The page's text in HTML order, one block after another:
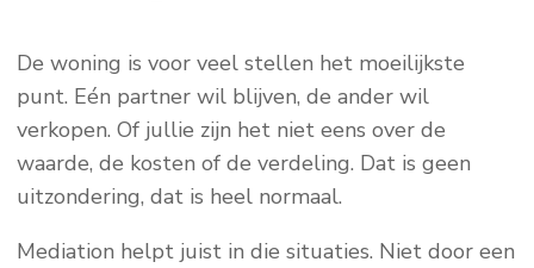
De woning is voor veel stellen het moeilijkste
punt. Eén partner wil blijven, de ander wil
verkopen. Of jullie zijn het niet eens over de
waarde, de kosten of de verdeling. Dat is geen
uitzondering, dat is heel normaal.
Mediation helpt juist in die situaties. Niet door een